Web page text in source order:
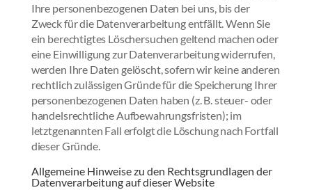
Ihre personenbezogenen Daten bei uns, bis der
Zweck für die Datenverarbeitung entfällt. Wenn Sie
ein berechtigtes Löschersuchen geltend machen oder
eine Einwilligung zur Datenverarbeitung widerrufen,
werden Ihre Daten gelöscht, sofern wir keine anderen
rechtlich zulässigen Gründe für die Speicherung Ihrer
personenbezogenen Daten haben (z. B. steuer- oder
handelsrechtliche Aufbewahrungsfristen); im
letztgenannten Fall erfolgt die Löschung nach Fortfall
dieser Gründe.
Allgemeine Hinweise zu den Rechtsgrundlagen der
Datenverarbeitung auf dieser Website